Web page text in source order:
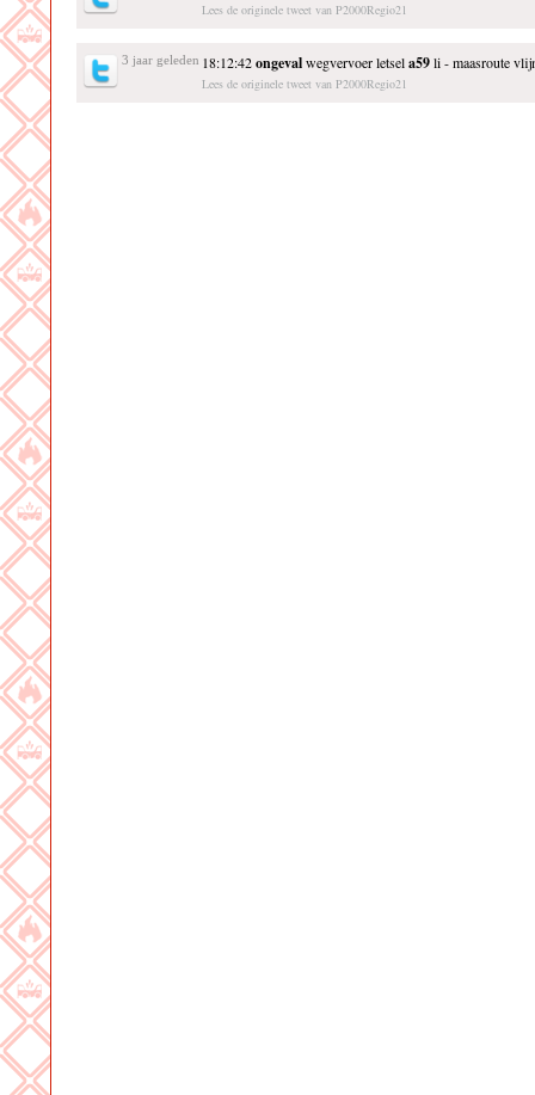
Lees de originele tweet van P2000Regio21
3 jaar geleden 18:12:42ongevalwegvervoer letsela59li - maasroute
Lees de originele tweet van P2000Regio21